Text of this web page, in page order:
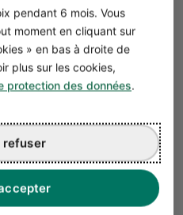
pendant 6 mois. Vous
moment en cliquant sur
» en bas à droite de
plus sur les cookies,
protection des données.
refuser
pour unedurée
lavolontéclaire des
se soumettre aux
prévaut : montant du
du loyer, type d’activité